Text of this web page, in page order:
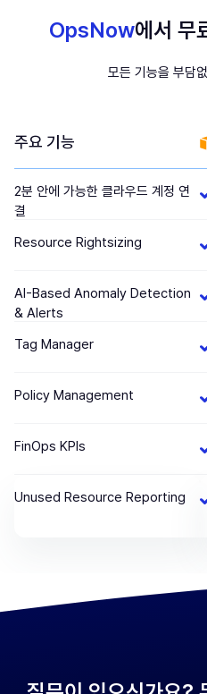
OpsNow에서 무
모든 기능을 부담
주요 기능
2분 안에 가능한 클라우드 계정 연
결
Resource Rightsizing
AI-Based Anomaly Detection
& Alerts
Tag Manager
Policy Management
FinOps KPIs
Unused Resource Reporting